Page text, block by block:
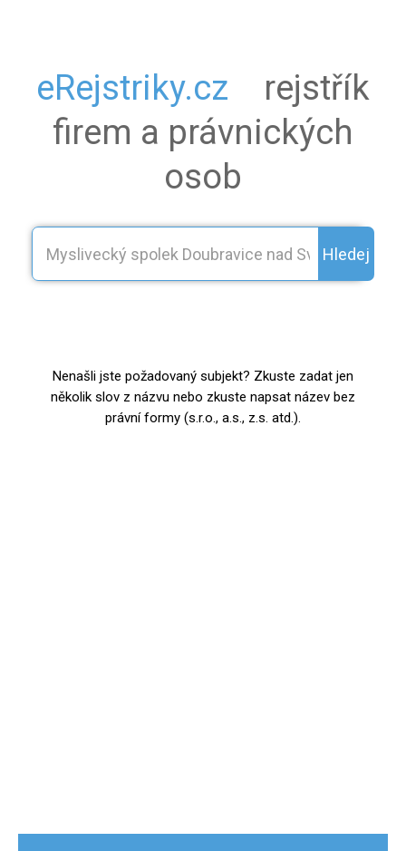
eRejstriky.cz
rejstřík
firem a právnických
osob
Hledej
Nenašli jste požadovaný subjekt? Zkuste zadat jen
několik slov z názvu nebo zkuste napsat název bez
právní formy (s.r.o., a.s., z.s. atd.).